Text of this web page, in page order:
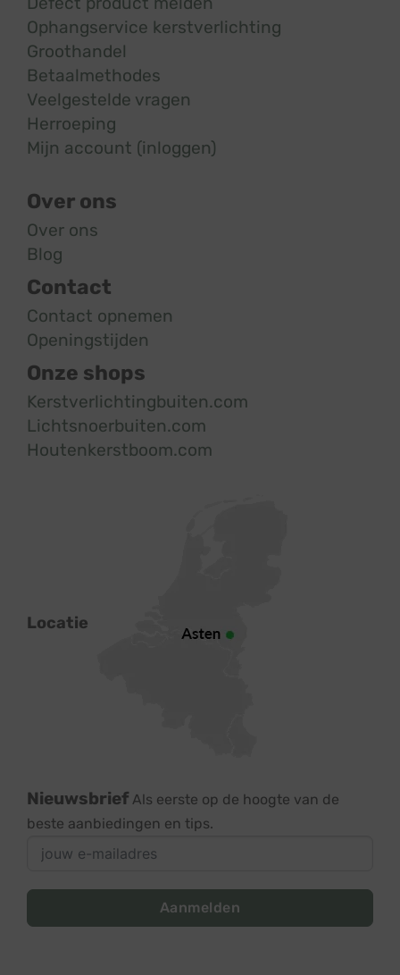
Ophangservice kerstverlichting
Groothandel
Betaalmethodes
Veelgestelde vragen
Herroeping
Mijn account (inloggen)
Over ons
Over ons
Blog
Contact
Contact opnemen
Openingstijden
Onze shops
Kerstverlichtingbuiten.com
Lichtsnoerbuiten.com
Houtenkerstboom.com
Locatie
Nieuwsbrief Als eerste op de hoogte van de
beste aanbiedingen en tips.
Aanmelden